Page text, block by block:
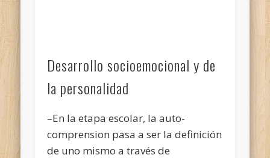
Desarrollo socioemocional y de
la personalidad
–En la etapa escolar, la auto-
comprension pasa a ser la definición
de uno mismo a través de